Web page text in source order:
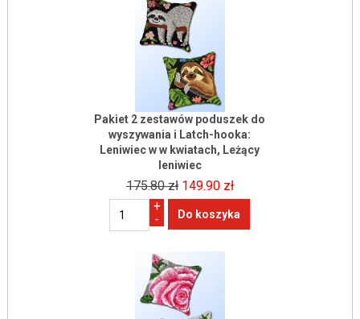
Pakiet 2 zestawów poduszek do
wyszywania i Latch-hooka:
Leniwiec w w kwiatach, Leżący
leniwiec
175.80 zł 149.90 zł
+
-